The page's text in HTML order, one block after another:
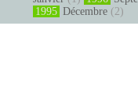
1995 Décembre (2)